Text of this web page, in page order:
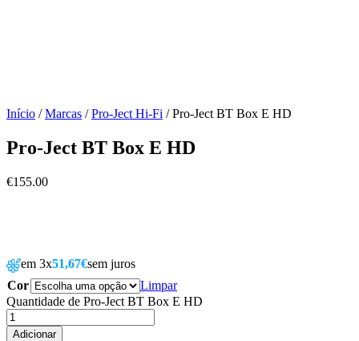
Início /Marcas /Pro-Ject Hi-Fi / Pro-Ject BT Box E HD
Pro-Ject BT Box E HD
€155.00
em 3x51,67€sem juros
Cor
Limpar
Quantidade de Pro-Ject BT Box E HD
Adicionar